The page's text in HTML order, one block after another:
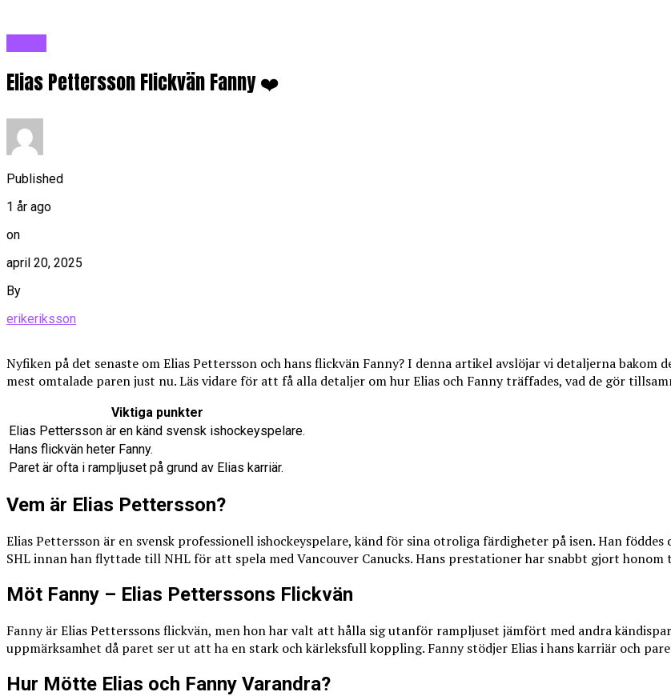
Elias Pettersson Flickvän Fanny ❤️
Published
1 år ago
on
april 20, 2025
By
erikeriksson
Nyfiken på det senaste om Elias Pettersson och hans flickvän Fanny? I denna artikel avslöjar vi detaljerna bakom
mest omtalade paren just nu. Läs vidare för att få alla detaljer om hur Elias och Fanny träffades, vad de gör
Viktiga punkter
Elias Pettersson är en känd svensk ishockeyspelare.
Hans flickvän heter Fanny.
Paret är ofta i rampljuset på grund av Elias karriär.
Vem är Elias Pettersson?
Elias Pettersson är en svensk professionell ishockeyspelare, känd för sina otroliga färdigheter på isen. Han
SHL innan han flyttade till NHL för att spela med Vancouver Canucks. Hans prestationer har snabbt gjort
Möt Fanny – Elias Petterssons Flickvän
Fanny är Elias Petterssons flickvän, men hon har valt att hålla sig utanför rampljuset jämfört med andra
uppmärksamhet då paret ser ut att ha en stark och kärleksfull koppling. Fanny stödjer Elias i hans karriär och
Hur Mötte Elias och Fanny Varandra?